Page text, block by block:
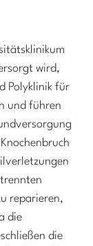
wird,
Polyklinik für
und führen
reparieren,
die
die